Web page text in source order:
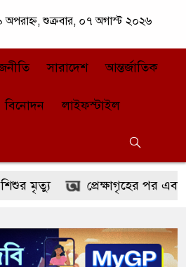
অপরাহ্ন, শুক্রবার, ০৭ অগাস্ট ২০২৬
সারাদেশ আন্তর্জাতিক
বিনোদন লাইফস্টাইল
প্রেক্ষাগৃহের পর এবার ওটিটি